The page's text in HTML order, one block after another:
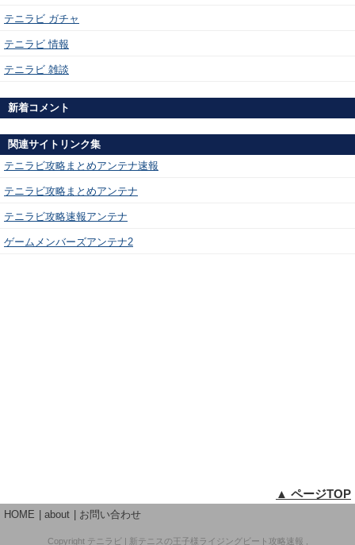
テニラビ ガチャ
テニラビ 情報
テニラビ 雑談
新着コメント
関連サイトリンク集
テニラビ攻略まとめアンテナ速報
テニラビ攻略まとめアンテナ
テニラビ攻略速報アンテナ
ゲームメンバーズアンテナ2
▲ ページTOP
HOME about お問い合わせ
Copyright テニラビ | 新テニスの王子様ライジングビート攻略速報